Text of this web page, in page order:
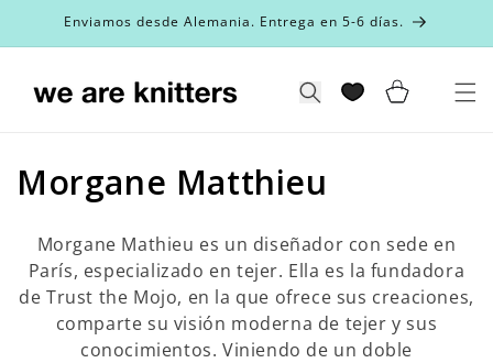
directamente
al contenido
Enviamos desde Alemania. Entrega en 5-6 días.
BúsquedaCarrito
C
e
Morgane Matthieu
Morgane Mathieu es un diseñador con sede en
París, especializado en tejer. Ella es la fundadora
de Trust the Mojo, en la que ofrece sus creaciones,
comparte su visión moderna de tejer y sus
conocimientos. Viniendo de un doble